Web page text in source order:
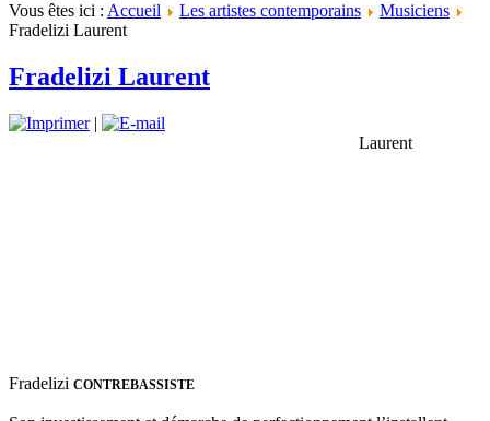
Vous êtes ici : Accueil Les artistes contemporains
Musiciens
Fradelizi Laurent
Fradelizi Laurent
|
Laurent
Fradelizi CONTREBASSISTE